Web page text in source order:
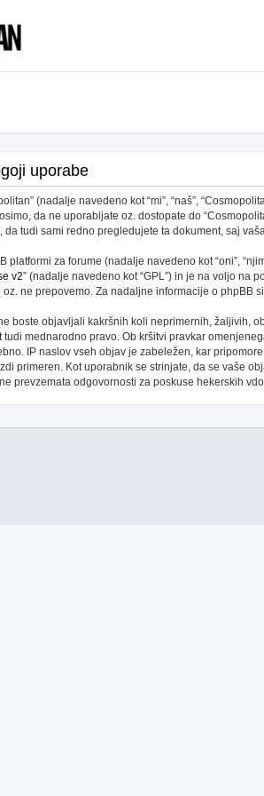
uporabe
(nadalje navedeno kot “mi”, “naš”,
da ne uporabljate oz. dostopate do
tudi sami redno pregledujete ta dokument, saj
platformi za forume (nadalje navedeno kot “oni”,
v2” (nadalje navedeno kot “GPL”) in je na voljo na
ne prepovemo. Za nadaljne informacije o phpBB
boste objavljali kakršnih koli neprimernih, žaljivih,
tudi mednarodno pravo. Ob kršitvi pravkar
IP naslov vseh objav je zabeležen, kar
primeren. Kot uporabnik se strinjate, da se vaše
prevzemata odgovornosti za poskuse hekerskih